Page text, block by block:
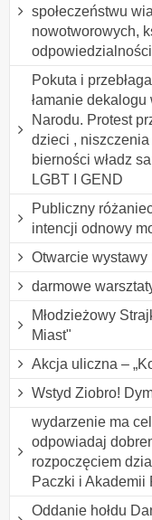
społeczeństwu
nowotworowych,
Pokuta i
łamanie
Narodu. Protest
dzieci ,
bierności władz
LGBT I GEND
Publiczny
intencji odnowy
Otwarcie wystawy
darmowe
Młodzieżowy
Miast"
Akcja uliczna –
Wstyd Ziobro!
wydarzenie ma
odpowiadaj
rozpoczęciem
Paczki i Akademii
Oddanie hołdu